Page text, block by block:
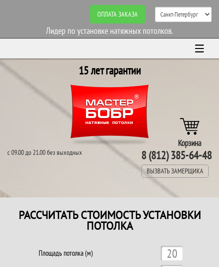
ОПЛАТА ЗАКАЗА
Лидер по установке натяжных потолков.
15 лет гарантии
Корзина
с 09.00 до 21.00 без выходных 8 (812) 385-64-48
ВЫЗВАТЬ ЗАМЕРЩИКА
РАССЧИТАТЬ СТОИМОСТЬ УСТАНОВКИ
ПОТОЛКА
Площадь потолка (м)